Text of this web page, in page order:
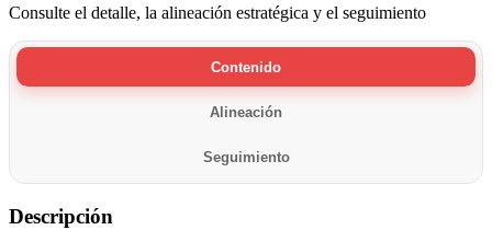
Consulte el detalle, la alineación estratégica y el seguimiento
Contenido
Alineación
Seguimiento
Descripción